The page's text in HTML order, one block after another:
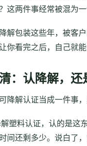
这两件事经常被混为
解包装这些年，被客
你看完之后，自己就
：认降解，还
降解认证当成一件事
塑料认证，认的是这
间还剩多少。说白了